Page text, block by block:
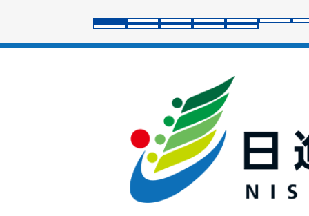
ラ
イ
ド